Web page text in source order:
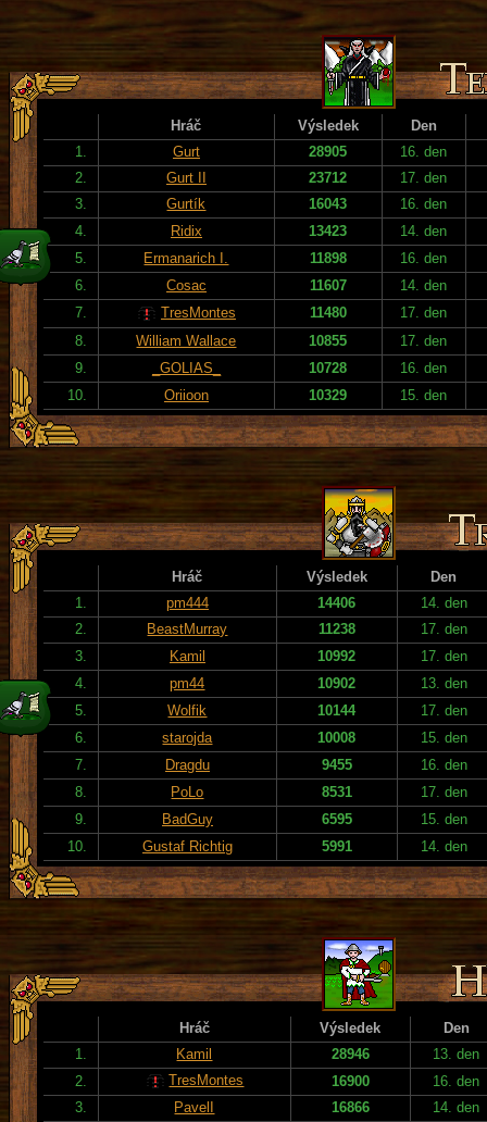
Hráč Výsledek
Den
1.
Gurt 28905
16. den
2.
Gurt II 23712
17. den
3.
Gurtík 16043
16. den
4.
Ridix 13423
14. den
5.
Ermanarich I. 11898
16. den
6.
Cosac 11607
14. den
7.
TresMontes 11480
17. den
8.
William Wallace 10855
17. den
9.
_GOLIAS_ 10728
16. den
10.
Oriioon 10329 15. den
Hráč Výsledek
Den
1.
pm444 14406
14. den
2.
BeastMurray 11238
17. den
3.
Kamil 10992
17. den
4.
pm44 10902
13. den
5.
Wolfik 10144
17. den
6.
starojda 10008
15. den
7.
Dragdu 9455
16. den
8.
PoLo 8531
17. den
9.
BadGuy 6595
15. den
10.
Gustaf Richtig 5991 14. den
Hráč Výsledek
Den
1.
Kamil 28946
13. den
2.
TresMontes 16900
16. den
3.
PavelI 16866
14. den